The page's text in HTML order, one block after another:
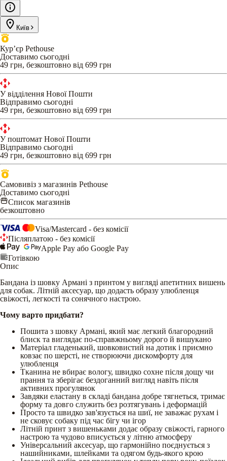
Київ
Кур’єр Pethouse
Доставимо сьогодні
49 грн, безкоштовно від 699 грн
У відділення Нової Пошти
Відправимо сьогодні
49 грн, безкоштовно від 699 грн
У поштомат Нової Пошти
Відправимо сьогодні
49 грн, безкоштовно від 699 грн
Самовивіз з магазинів Pethouse
Доставимо сьогодні
Список магазинів
безкоштовно
Visa/Mastercard - без комісії
Післяплатою - без комісії
Apple Pay або Google Pay
Готівкою
Опис
Бандана із шовку Армані з принтом у вигляді апетитних вишень
для собак. Літній аксесуар, що додасть образу улюбленця
свіжості, легкості та сонячного настрою.
Чому варто придбати?
Пошита з шовку Армані, який має легкий благородний
блиск та виглядає по-справжньому дорого й вишукано
Матеріал гладенький, шовковистий на дотик і приємно
ковзає по шерсті, не створюючи дискомфорту для
улюбленця
Тканина не вбирає вологу, швидко сохне після дощу чи
прання та зберігає бездоганний вигляд навіть після
активних прогулянок
Завдяки еластану в складі бандана добре тягнеться, тримає
форму та довго служить без розтягувань і деформацій
Просто та швидко зав'язується на шиї, не заважає рухам і
не сковує собаку під час бігу чи ігор
Літній принт з вишеньками додає образу свіжості, гарного
настрою та чудово вписується у літню атмосферу
Універсальний аксесуар, що гармонійно поєднується з
нашийниками, шлейками та одягом будь-якого крою